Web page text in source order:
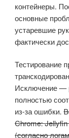
контейнеры.
основные
устаревшие
фактически
Тестирование
Исключение —
полностью
из-за ошибки.
Chrome:
(согласно